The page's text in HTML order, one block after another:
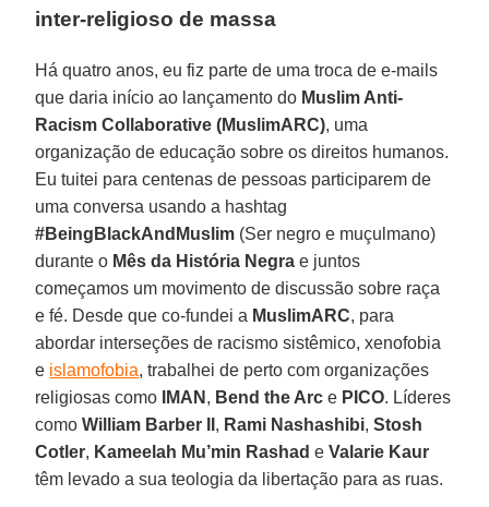
inter-religioso de massa
Há quatro anos, eu fiz parte de uma troca de e-mails
que daria início ao lançamento do Muslim Anti-
Racism Collaborative (MuslimARC), uma
organização de educação sobre os direitos humanos.
Eu tuitei para centenas de pessoas participarem de
uma conversa usando a hashtag
#BeingBlackAndMuslim (Ser negro e muçulmano)
durante o Mês da História Negra e juntos
começamos um movimento de discussão sobre raça
e fé. Desde que co-fundei a MuslimARC, para
abordar interseções de racismo sistêmico, xenofobia
e islamofobia, trabalhei de perto com organizações
religiosas como
IMAN , Bend the Arc e PICO. Líderes
comoWilliam Barber II , Rami Nashashibi,Stosh
Cotler, Kameelah Mu’min Rashad eValarie Kaur
têm levado a sua teologia da libertação para as ruas.